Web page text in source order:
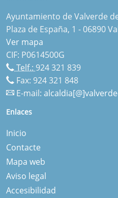
Ayuntamiento de Valverde
Plaza de España, 1 - 06890
Ver mapa
CIF: P0614500G
Telf.: 924 321 839
Fax: 924 321 848
E-mail:
Enlaces
Inicio
Contacte
Mapa web
Aviso legal
Accesibilidad